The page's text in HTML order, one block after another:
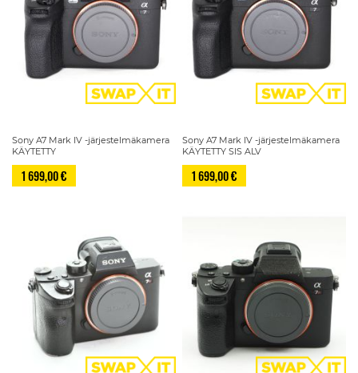
Sony A7 Mark IV -järjestelmäkamera
KÄYTETTY
1 699,00 €
Sony A7 Mark IV -järjestelmäkamera
KÄYTETTY SIS ALV
1 699,00 €